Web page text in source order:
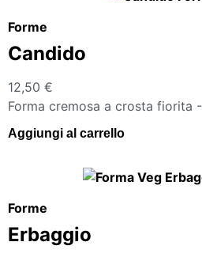
Forme
Candido
12,50 €
Forma cremosa a crosta fiorita -
Aggiungi al carrello
Forme
Erbaggio